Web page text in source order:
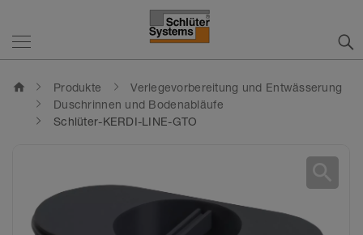
home Produkte
Verlegevorbereitung und Entwässerung
Duschrinnen und Bodenabläufe
Schlüter-KERDI-LINE-GTO